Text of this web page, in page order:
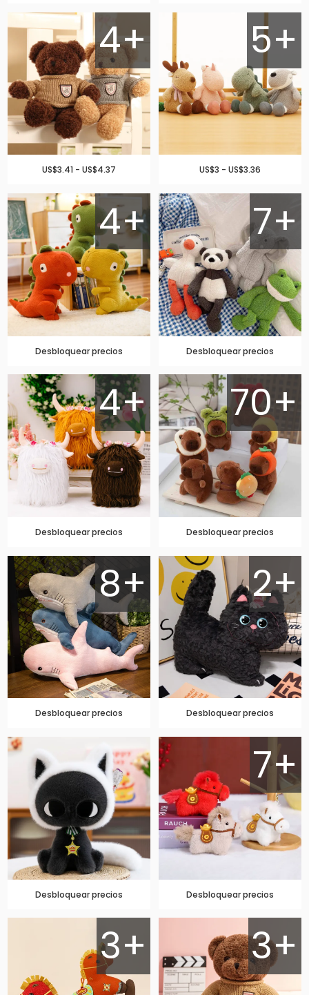
4+
US$3.41 - US$4.37
5+
US$3 - US$3.36
4+
Desbloquear precios
7+
Desbloquear precios
4+
Desbloquear precios
70+
Desbloquear precios
8+
Desbloquear precios
2+
Desbloquear precios
Desbloquear precios
7+
Desbloquear precios
3+ 3+